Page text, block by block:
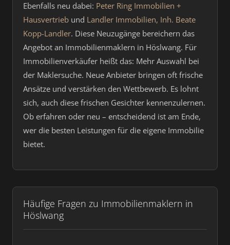
Ebenfalls neu dabei: Peter Ring Immobilien +
Hausvertrieb und Landler Immobilien, Inh. Beate
Kopp-Landler. Diese Neuzugänge bereichern das
Angebot an Immobilienmaklern in Höslwang. Für
Immobilienverkäufer heißt das: Mehr Auswahl bei
der Maklersuche. Neue Anbieter bringen oft frische
Ansätze und verstärken den Wettbewerb. Es lohnt
sich, auch diese frischen Gesichter kennenzulernen.
Ob erfahren oder neu – entscheidend ist am Ende,
wer die besten Leistungen für die eigene Immobilie
bietet.
Häufige Fragen zu Immobilienmaklern in
Höslwang